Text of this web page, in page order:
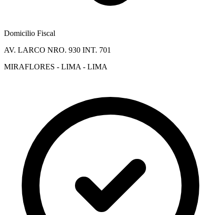
Domicilio Fiscal
AV. LARCO NRO. 930 INT. 701
MIRAFLORES - LIMA - LIMA